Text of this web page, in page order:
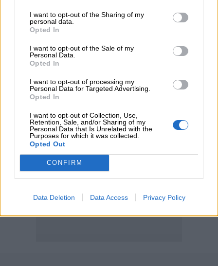
I want to opt-out of the Sharing of my
personal data.
Opted In
I want to opt-out of the Sale of my
Personal Data.
Opted In
I want to opt-out of processing my
Personal Data for Targeted Advertising.
Opted In
I want to opt-out of Collection, Use,
Retention, Sale, and/or Sharing of my
Personal Data that Is Unrelated with the
Purposes for which it was collected.
Opted Out
CONFIRM
Data Deletion Data Access Privacy Policy
Αντώνης Βουκλαρής - «ΕΡΡΙΚΟΣ ΝΤΥΝΑΝ»
Η νέα εποχή στην εκπαίδευση των ασφαλιστικών
διαμεσολαβητών
ΠΕΡΙΣΣΟΤΕΡΑ